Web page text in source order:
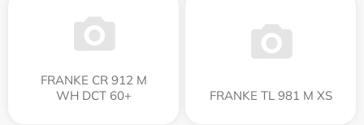
FRANKE CR 912 M
WH DCT 60+
FRANKE TL 981 M XS